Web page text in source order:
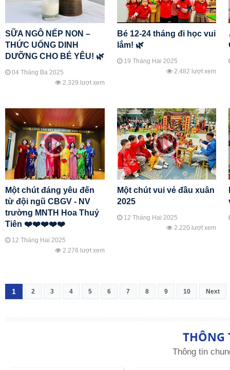
SỮA NGÔ NẾP NON –
THỨC UỐNG DINH
DƯỠNG CHO BÉ YÊU! 🌿
04 Tháng Ba 2025
2.329 lượt xem
Bé 12-24 tháng đi học vui
lắm! 🌿
19 Tháng Hai 2025
2.482 lượt xem
Một chút đáng yêu đến
từ đội ngũ CBGV - NV
trường MNTH Hoa Thuỷ
Tiên ❤️❤️❤️❤️❤️
12 Tháng Hai 2025
2.276 lượt xem
Một chút vui vẻ đầu xuân
2025
12 Tháng Hai 2025
2.220 lượt xem
1 2 3 4 5 6 7 8 9 10 Next
THÔNG
Thông tin